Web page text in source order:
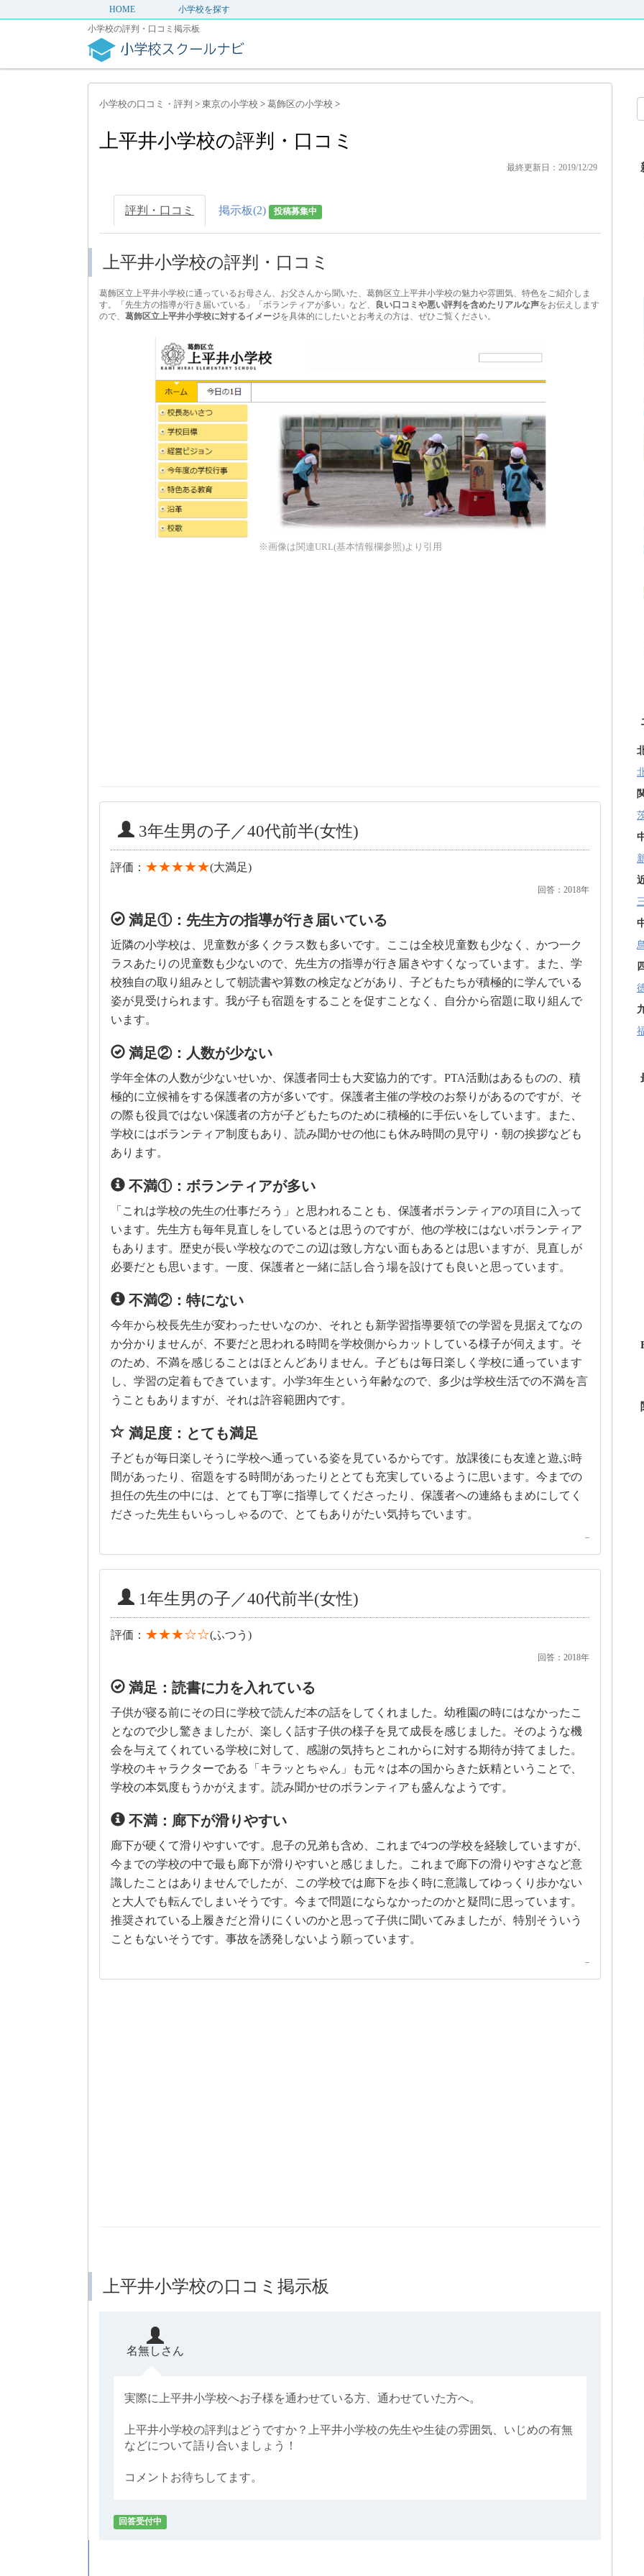
HOME
小学校を探す
小学校の評判・口コミ掲示板
小学校の口コミ・評判 > 東京の小学校 > 葛飾区の小学校 >
上平井小学校の評判・口コミ
最終更新日：2019/12/29
評判・口コミ 掲示板(2) 投稿募集中
上平井小学校の評判・口コミ
葛飾区立上平井小学校に通っているお母さん、お父さんから聞いた、葛飾区立上平井小学校の魅力や雰囲気、特色をご紹介しま
す。「先生方の指導が行き届いている」「ボランティアが多い」など、
良い口コミや悪い評判を含めたリアルな声をお伝えします
ので、 葛飾区立上平井小学校に対するイメージを具体的にしたいとお考えの方は、ぜひご覧ください。
※画像は関連URL(基本情報欄参照)より引用
3年生男の子／40代前半(女性)
評価： ★★★★★(大満足)
回答：2018年
満足①：先生方の指導が行き届いている
近隣の小学校は、児童数が多くクラス数も多いです。ここは全校児童数も少なく、かつ一ク
ラスあたりの児童数も少ないので、先生方の指導が行き届きやすくなっています。また、学
校独自の取り組みとして朝読書や算数の検定などがあり、子どもたちが積極的に学んでいる
姿が見受けられます。我が子も宿題をすることを促すことなく、自分から宿題に取り組んで
います。
満足②：人数が少ない
学年全体の人数が少ないせいか、保護者同士も大変協力的です。PTA活動はあるものの、積
極的に立候補をする保護者の方が多いです。保護者主催の学校のお祭りがあるのですが、そ
の際も役員ではない保護者の方が子どもたちのために積極的に手伝いをしています。また、
学校にはボランティア制度もあり、読み聞かせの他にも休み時間の見守り・朝の挨拶なども
あります。
不満①：ボランティアが多い
「これは学校の先生の仕事だろう」と思われることも、保護者ボランティアの項目に入って
います。先生方も毎年見直しをしているとは思うのですが、他の学校にはないボランティア
もあります。歴史が長い学校なのでこの辺は致し方ない面もあるとは思いますが、見直しが
必要だとも思います。一度、保護者と一緒に話し合う場を設けても良いと思っています。
不満②：特にない
今年から校長先生が変わったせいなのか、それとも新学習指導要領での学習を見据えてなの
か分かりませんが、不要だと思われる時間を学校側からカットしている様子が伺えます。そ
のため、不満を感じることはほとんどありません。子どもは毎日楽しく学校に通っています
し、学習の定着もできています。小学3年生という年齢なので、多少は学校生活での不満を言
うこともありますが、それは許容範囲内です。
満足度：とても満足
子どもが毎日楽しそうに学校へ通っている姿を見ているからです。放課後にも友達と遊ぶ時
間があったり、宿題をする時間があったりととても充実しているように思います。今までの
担任の先生の中には、とても丁寧に指導してくださったり、保護者への連絡もまめにしてく
ださった先生もいらっしゃるので、とてもありがたい気持ちでいます。
–
1年生男の子／40代前半(女性)
評価： ★★★☆☆(ふつう)
回答：2018年
満足：読書に力を入れている
子供が寝る前にその日に学校で読んだ本の話をしてくれました。幼稚園の時にはなかったこ
となので少し驚きましたが、楽しく話す子供の様子を見て成長を感じました。そのような機
会を与えてくれている学校に対して、感謝の気持ちとこれからに対する期待が持てました。
学校のキャラクターである「キラッとちゃん」も元々は本の国からきた妖精ということで、
学校の本気度もうかがえます。読み聞かせのボランティアも盛んなようです。
不満：廊下が滑りやすい
廊下が硬くて滑りやすいです。息子の兄弟も含め、これまで4つの学校を経験していますが、
今までの学校の中で最も廊下が滑りやすいと感じました。これまで廊下の滑りやすさなど意
識したことはありませんでしたが、この学校では廊下を歩く時に意識してゆっくり歩かない
と大人でも転んでしまいそうです。今まで問題にならなかったのかと疑問に思っています。
推奨されている上履きだと滑りにくいのかと思って子供に聞いてみましたが、特別そういう
こともないそうです。事故を誘発しないよう願っています。
–
上平井小学校の口コミ掲示板
名無しさん
実際に上平井小学校へお子様を通わせている方、通わせていた方へ。
上平井小学校の評判はどうですか？上平井小学校の先生や生徒の雰囲気、いじめの有無
などについて語り合いましょう！
コメントお待ちしてます。
回答受付中